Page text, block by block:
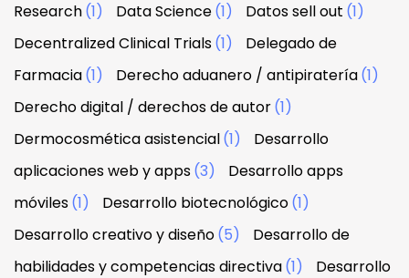
Research(1) Data Science(1) Datos sell out (1)
Decentralized Clinical Trials(1)
Delegado de
Farmacia(1) Derecho aduanero / antipiratería(1)
Derecho digital / derechos de autor(1)
Dermocosmética asistencial(1)
Desarrollo
aplicaciones web y apps(3)
Desarrollo apps
móviles(1) Desarrollo biotecnológico(1)
Desarrollo creativo y diseño(5)
Desarrollo de
habilidades y competencias directiva(1)
Desarrollo